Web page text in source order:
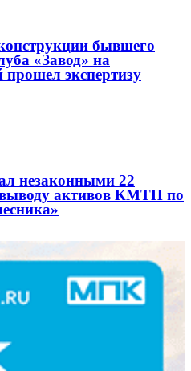
бывшего
«Завод» на
прошел экспертизу
незаконными 22
активов КМТП по